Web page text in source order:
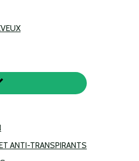
ANTI-TRANSPIRANTS